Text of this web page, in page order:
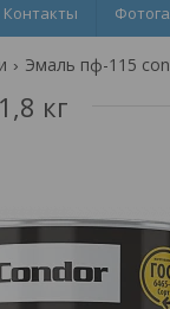
Контакты
Эмаль пф-115
кг